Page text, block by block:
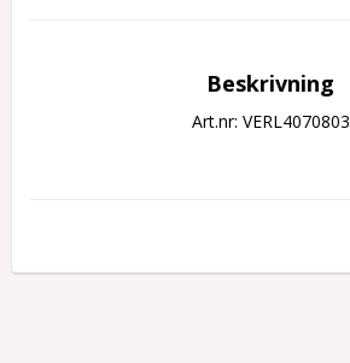
Beskrivning
Art.nr: VERL4070803